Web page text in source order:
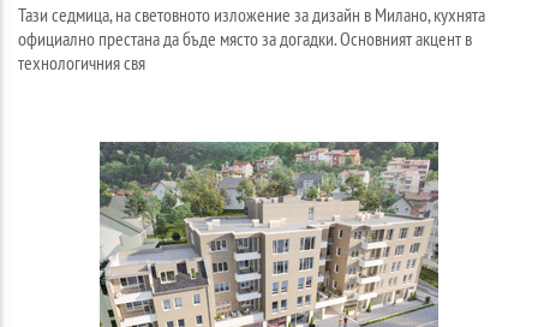
Тази седмица, на световното изложение за дизайн в Милано, кухнята
официално престана да бъде място за догадки. Основният акцент в
технологичния свя